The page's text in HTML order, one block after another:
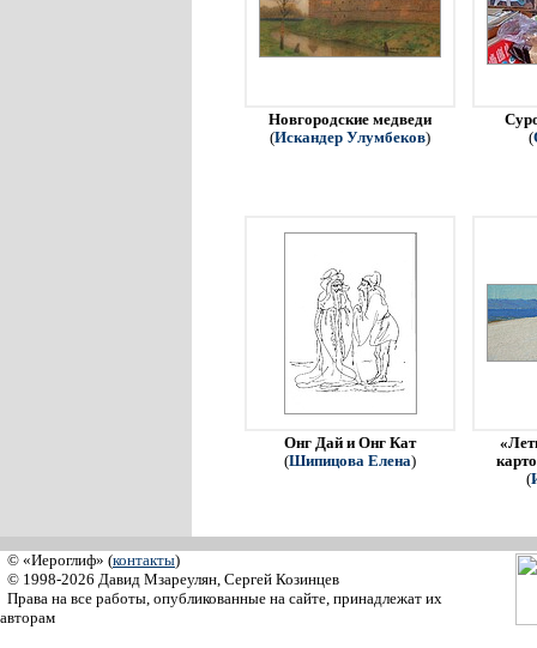
Новгородские медведи
(Искандер Улумбеков)
(
Онг Дай и Онг Кат
(Шипицова Елена)
(
© «Иероглиф» (контакты)
© 1998-2026 Давид Мзареулян, Сергей Козинцев
Права на все работы, опубликованные на сайте, принадлежат их
авторам